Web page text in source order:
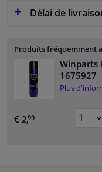
Délai de
Produits fréquemment
Winparts
1675927
Plus
€ 2,99